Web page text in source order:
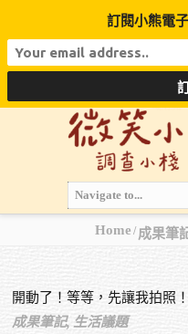
Navigate to...
Home 成果筆
開動了！等等，先讓我拍照！
成果筆記, 生活議題
訂閱小熊電